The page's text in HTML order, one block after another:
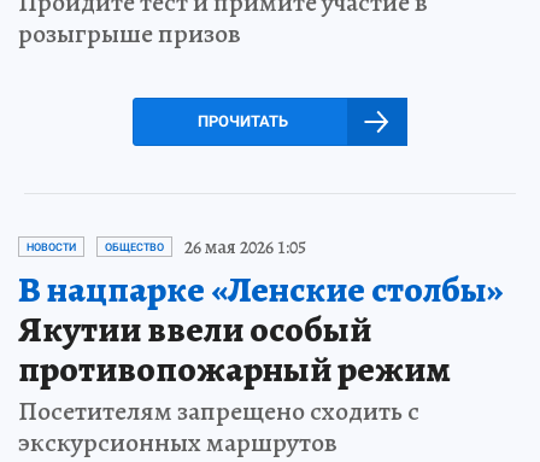
розыгрыше призов
ПРОЧИТАТЬ
НОВОСТИ ОБЩЕСТВО 26 мая 2026 1:05
В нацпарке «Ленские столбы»
Якутии ввели особый
противопожарный режим
Посетителям запрещено сходить с
экскурсионных маршрутов